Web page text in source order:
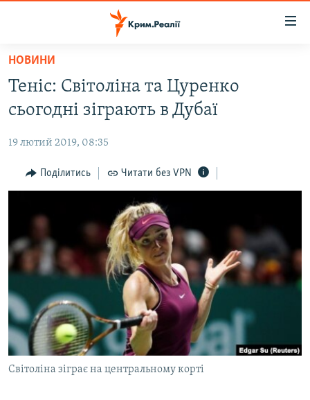
Перейти
основного
матеріалу
до
навігації
Перейти
пошуку
ПОЛІТИКА
БЛОГИ
ВСЕ ЗА ДЕНЬ
СПЕЦПРОЕКТИ
ДЕПОРТАЦІЯ
ВІДЕОУРОКИ «ELIFBE»
СВІДЧЕННЯ ОКУПАЦІЇ
УКРАЇНСЬКА ПРОБЛЕМА КРИМУ
ЯК ОБІЙТИ БЛОКУВАННЯ
Русский
Qırımtatar
НОВИНИ
Теніс: Світоліна та Цуренко
сьогодні зіграють в Дубаї
19 лютий 2019, 08:35
Поділитись Читати без VPN
Світоліна зіграє на центральному корті